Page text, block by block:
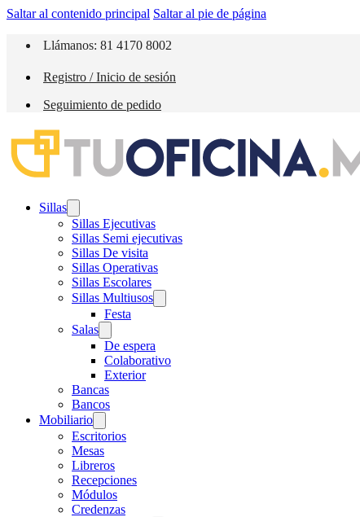
Saltar al contenido principal Saltar al pie de página
Llámanos: 81 4170 8002
Registro / Inicio de sesión
Seguimiento de pedido
Sillas
Sillas Ejecutivas
Sillas Semi ejecutivas
Sillas De visita
Sillas Operativas
Sillas Escolares
Sillas Multiusos
Festa
Salas
De espera
Colaborativo
Exterior
Bancas
Bancos
Mobiliario
Escritorios
Mesas
Libreros
Recepciones
Módulos
Credenzas